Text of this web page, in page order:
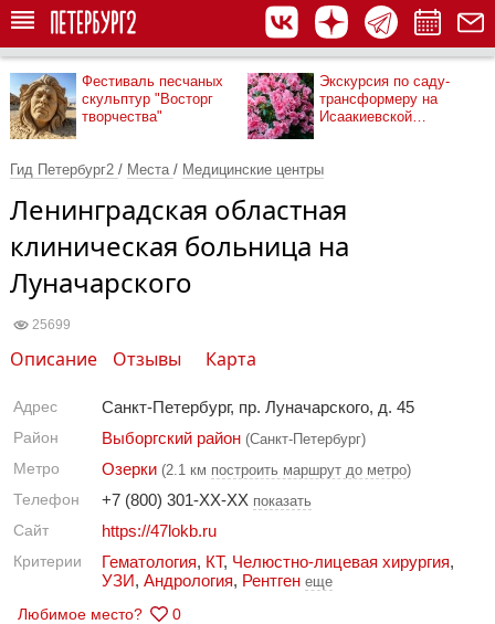
Фестиваль песчаных
скульптур "Восторг
творчества"
Экскурсия по саду-
трансформеру на
Исаакиевской
Гид Петербург2 / Места / Медицинские центры
Ленинградская областная
клиническая больница на
Луначарского
25699
Описание Отзывы Карта
Адрес Санкт-Петербург, пр. Луначарского, д. 45
Район Выборгский район (Санкт-Петербург)
Метро Озерки (2.1 км построить маршрут до метро)
Телефон +7 (800) 301-XX-XX показать
Сайт https://47lokb.ru
Критерии Гематология, КТ, Челюстно-лицевая хирургия,
УЗИ, Андрология, Рентген еще
Любимое место? 0